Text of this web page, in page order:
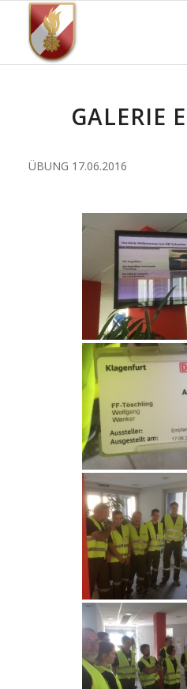
GALERIE
ÜBUNG 17.06.2016